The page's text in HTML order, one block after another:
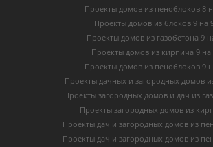
Проекты домов из пеноблоков 8
Проекты домов из блоков 9 на
Проекты домов из газобетона 9
Проекты домов из кирпича 9 на
Проекты домов из пеноблоков 9
Проекты дачных и загородных домов
Проекты загородных домов и дач из
Проекты загородных домов из
Проекты дач и загородных домов из
Проекты дач и загородных домов из